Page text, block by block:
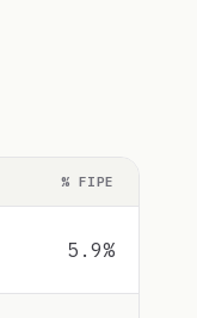
% FIPE
5.9%